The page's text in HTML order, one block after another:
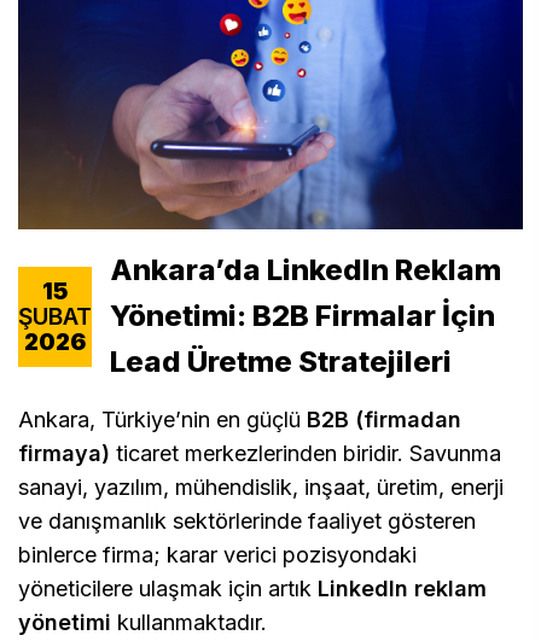
15
ŞUBAT
2026
Ankara’da LinkedIn Reklam
Yönetimi: B2B Firmalar İçin
Lead Üretme Stratejileri
Ankara, Türkiye’nin en güçlü B2B (firmadan
firmaya) ticaret merkezlerinden biridir. Savunma
sanayi, yazılım, mühendislik, inşaat, üretim, enerji
ve danışmanlık sektörlerinde faaliyet gösteren
binlerce firma; karar verici pozisyondaki
yöneticilere ulaşmak için artık LinkedIn reklam
yönetimi kullanmaktadır.